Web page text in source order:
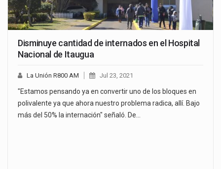
Disminuye cantidad de internados en el Hospital
Nacional de Itaugua
La Unión R800 AM Jul 23, 2021
"Estamos pensando ya en convertir uno de los bloques en
polivalente ya que ahora nuestro problema radica, allí. Bajo
más del 50% la internación" señaló. De…